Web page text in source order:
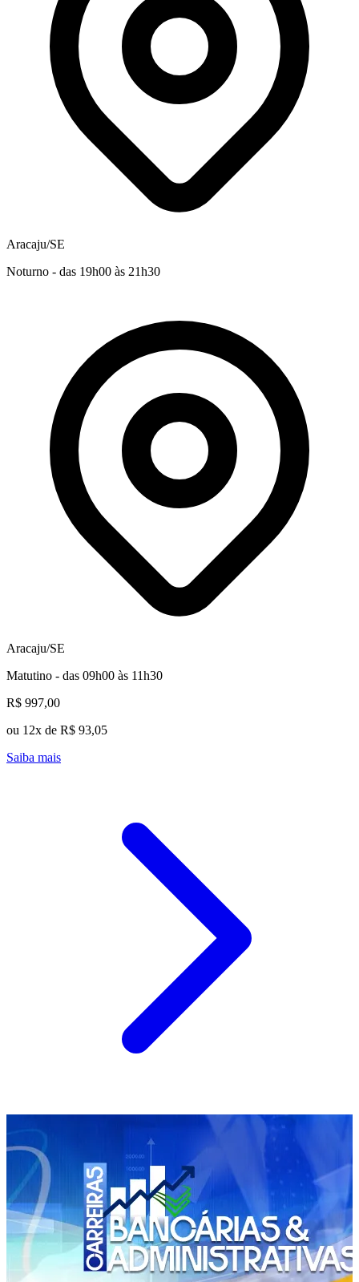
Aracaju/SE
Noturno - das 19h00 às 21h30
Aracaju/SE
Matutino - das 09h00 às 11h30
R$ 997,00
ou 12x de R$ 93,05
Saiba mais